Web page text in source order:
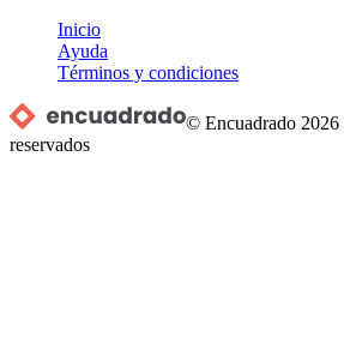
Inicio
Ayuda
Términos y condiciones
© Encuadrado 2026
reservados